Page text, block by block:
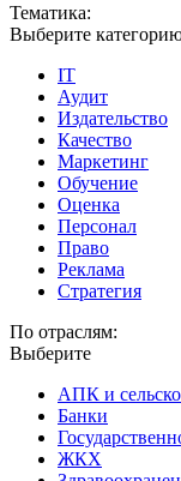
Тематика:
Выберите
IT
Аудит
Издательство
Качество
Маркетинг
Обучение
Оценка
Персонал
Право
Реклама
Стратегия
По отраслям:
Выберите
АПК и
Банки
ЖКХ